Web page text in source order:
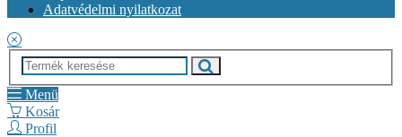
Adatvédelmi nyilatkozat
Menü
Kosár
Profil